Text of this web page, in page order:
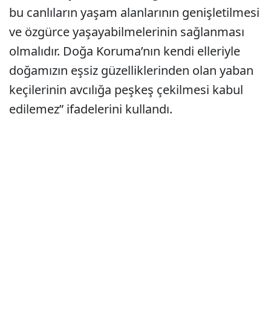
bu canlıların yaşam alanlarının genişletilmesi
ve özgürce yaşayabilmelerinin sağlanması
olmalıdır. Doğa Koruma’nın kendi elleriyle
doğamızın eşsiz güzelliklerinden olan yaban
keçilerinin avcılığa peşkeş çekilmesi kabul
edilemez” ifadelerini kullandı.